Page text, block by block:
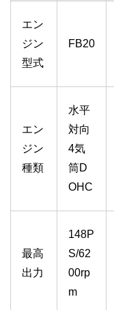
エン
ジン
型式
FB20
エン
ジン
種類
水平
対向
4気
筒D
OHC
最高
出力
148P
S/62
00rp
m